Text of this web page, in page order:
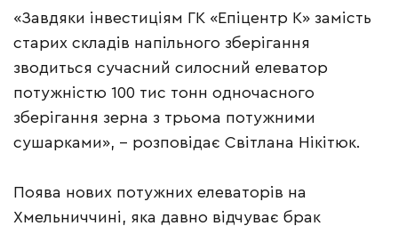
«Завдяки інвестиціям ГК «Епіцентр К» замість
старих складів напільного зберігання
зводиться сучасний силосний елеватор
потужністю 100 тис тонн одночасного
зберігання зерна з трьома потужними
сушарками», – розповідає Світлана Нікітюк.
Поява нових потужних елеваторів на
Хмельниччині, яка давно відчуває брак